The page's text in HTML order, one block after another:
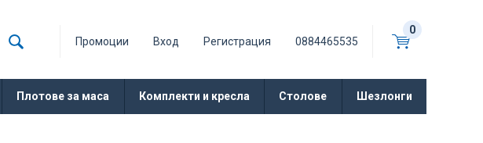
0
Промоции
Вход Регистрация 0884465535
Плотове за маса Комплекти и кресла Столове Шезлонги